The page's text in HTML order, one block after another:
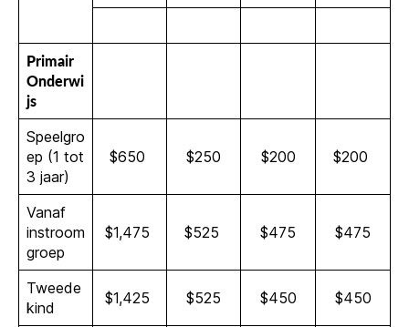
Primair
Onderwi
js
Speelgro
ep (1 tot
3 jaar)
$650 $250 $200 $200
Vanaf
instroom
groep
$1,475 $525 $475 $475
Tweede
kind
$1,425 $525 $450 $450